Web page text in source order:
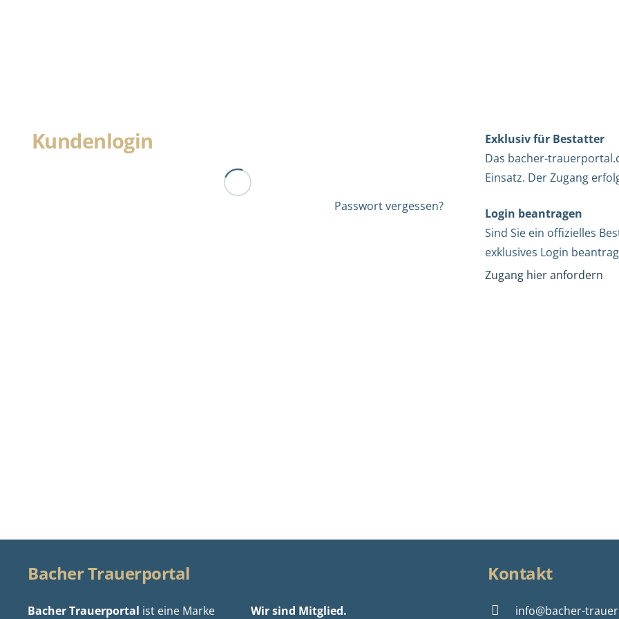
Kundenlogin
Passwort vergessen?
Exklusiv für Bestatter
Das bacher-
Einsatz. Der Zugang
Login beantragen
Sind Sie ein offizielles
exklusives Login
Zugang hier anfordern
Bacher Trauerportal
Bacher Trauerportal ist eine Marke Wir sind Mitglied.
Kontakt
info@bacher-